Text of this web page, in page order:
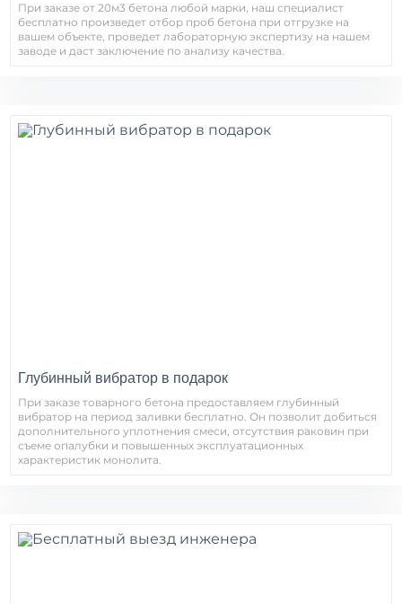
При заказе от 20м3 бетона любой марки, наш специалист
бесплатно произведет отбор проб бетона при отгрузке на
вашем объекте, проведет лабораторную экспертизу на нашем
заводе и даст заключение по анализу качества.
Глубинный вибратор в подарок
При заказе товарного бетона предоставляем глубинный
вибратор на период заливки бесплатно. Он позволит добиться
дополнительного уплотнения смеси, отсутствия раковин при
съеме опалубки и повышенных эксплуатационных
характеристик монолита.